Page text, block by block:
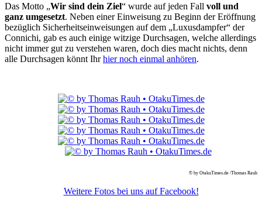
Das Motto „Wir sind dein Ziel“ wurde auf jeden Fall voll und
ganz umgesetzt. Neben einer Einweisung zu Beginn der Eröffnung
bezüglich Sicherheitseinweisungen auf dem „Luxusdampfer“ der
Connichi, gab es auch einige witzige Durchsagen, welche allerdings
nicht immer gut zu verstehen waren, doch dies macht nichts, denn
alle Durchsagen könnt Ihrhier noch einmal anhören.
© by OtakuTimes.de /Thomas Rauh
Weitere Fotos bei uns auf Facebook!